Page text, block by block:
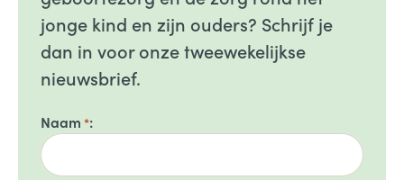
jonge kind en zijn ouders? Schrijf je
dan in voor onze tweewekelijkse
nieuwsbrief.
Naam *